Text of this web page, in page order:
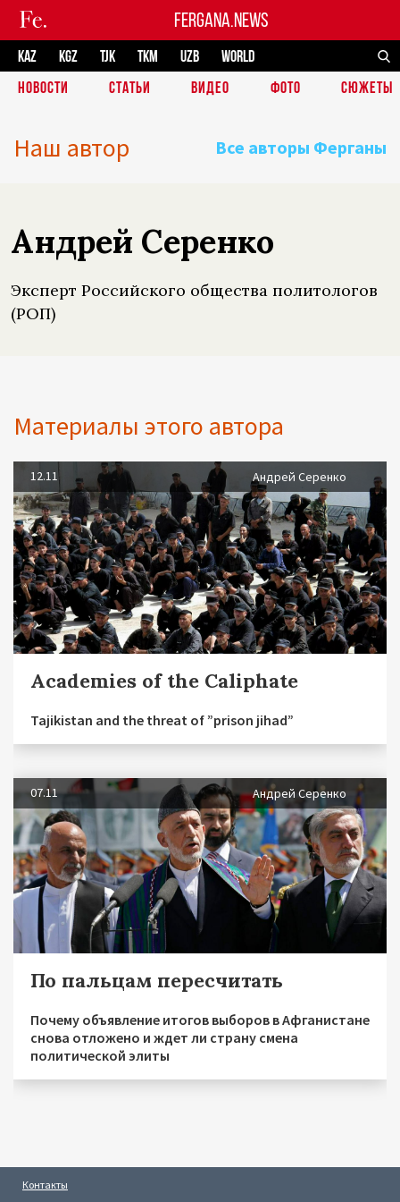
FERGANA.NEWS
KAZ KGZ TJK TKM UZB
WORLD
НОВОСТИ
СТАТЬИ ВИДЕО ФОТО СЮЖЕТЫ
Наш автор Все авторы Ферганы
Андрей Серенко
Эксперт Российского общества политологов
(РОП)
Материалы этого автора
12.11 Андрей Серенко
Academies of the Caliphate
Tajikistan and the threat of ”prison jihad”
07.11 Андрей Серенко
По пальцам пересчитать
Почему объявление итогов выборов в Афганистане
снова отложено и ждет ли страну смена
политической элиты
Контакты